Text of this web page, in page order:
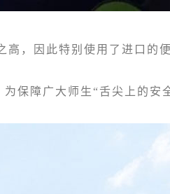
，因此特别使用了进口的
障广大师生“舌尖上的安